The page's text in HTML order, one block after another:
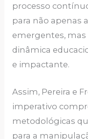
processo
para não apenas
emergentes,
dinâmica
e impactante.
Assim, Pereira e
imperativo
metodológicas
para a